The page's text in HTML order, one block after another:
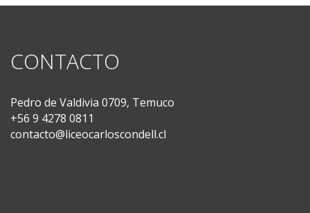
CONTACTO
Pedro de Valdivia 0709, Temuco
+56 9 4278 0811
contacto@liceocarloscondell.cl